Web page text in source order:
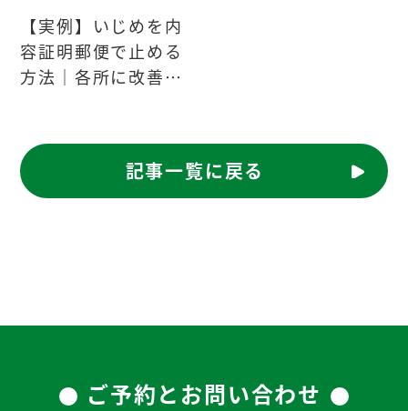
【実例】いじめを内
容証明郵便で止める
方法｜各所に改善を
記事一覧に戻る
ご予約とお問い合わせ